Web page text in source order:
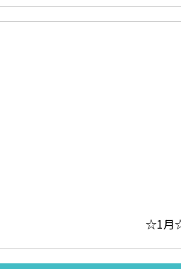
☆1月